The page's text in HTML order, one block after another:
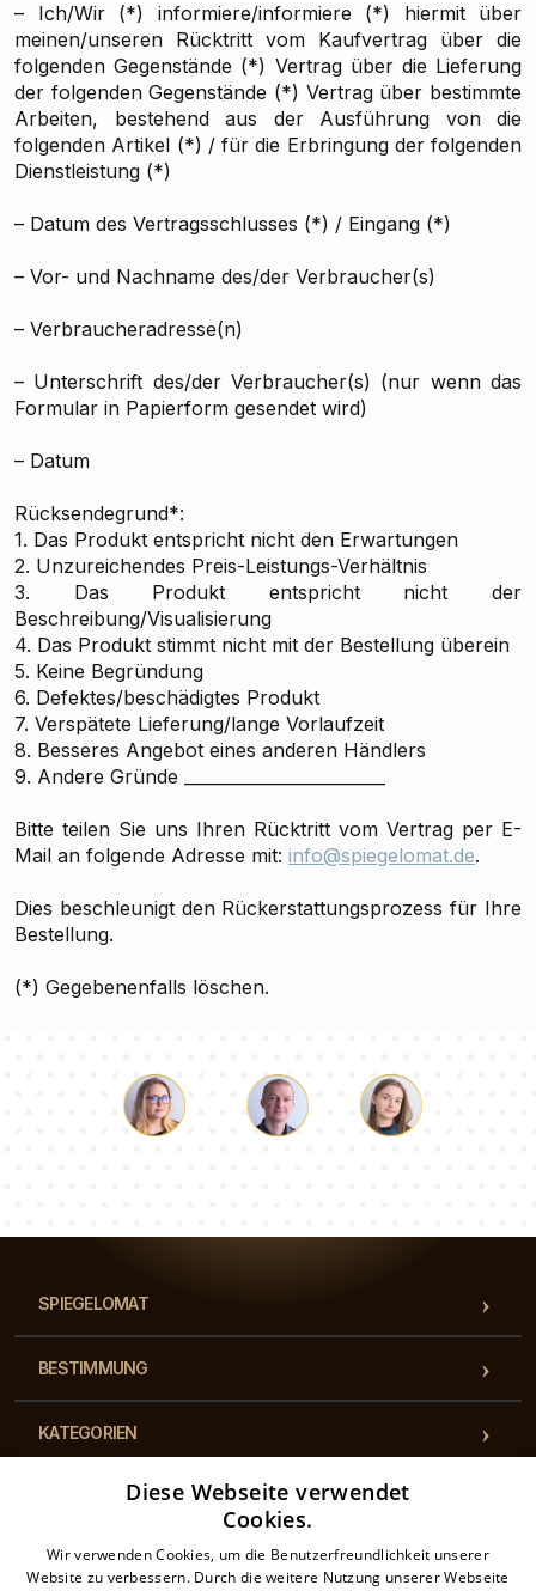
– Ich/Wir (*) informiere/informiere (*) hiermit über
meinen/unseren Rücktritt vom Kaufvertrag über die
folgenden Gegenstände (*) Vertrag über die Lieferung
der folgenden Gegenstände (*) Vertrag über bestimmte
Arbeiten, bestehend aus der Ausführung von die
folgenden Artikel (*) / für die Erbringung der folgenden
Dienstleistung (*)
– Datum des Vertragsschlusses (*) / Eingang (*)
– Vor- und Nachname des/der Verbraucher(s)
– Verbraucheradresse(n)
– Unterschrift des/der Verbraucher(s) (nur wenn das
Formular in Papierform gesendet wird)
– Datum
Rücksendegrund*:
1. Das Produkt entspricht nicht den Erwartungen
2. Unzureichendes Preis-Leistungs-Verhältnis
3. Das Produkt entspricht nicht der
Beschreibung/Visualisierung
4. Das Produkt stimmt nicht mit der Bestellung überein
5. Keine Begründung
6. Defektes/beschädigtes Produkt
7. Verspätete Lieferung/lange Vorlaufzeit
8. Besseres Angebot eines anderen Händlers
9. Andere Gründe ________________________
Bitte teilen Sie uns Ihren Rücktritt vom Vertrag per E-
Mail an folgende Adresse mit: info@spiegelomat.de.
Dies beschleunigt den Rückerstattungsprozess für Ihre
Bestellung.
(*) Gegebenenfalls löschen.
SPIEGELOMAT
BESTIMMUNG
KATEGORIEN
BESTIMMUNGEN
KONTAKT
Diese Webseite verwendet
Cookies.
Wir verwenden Cookies, um die Benutzerfreundlichkeit unserer
Website zu verbessern. Durch die weitere Nutzung unserer Webseite